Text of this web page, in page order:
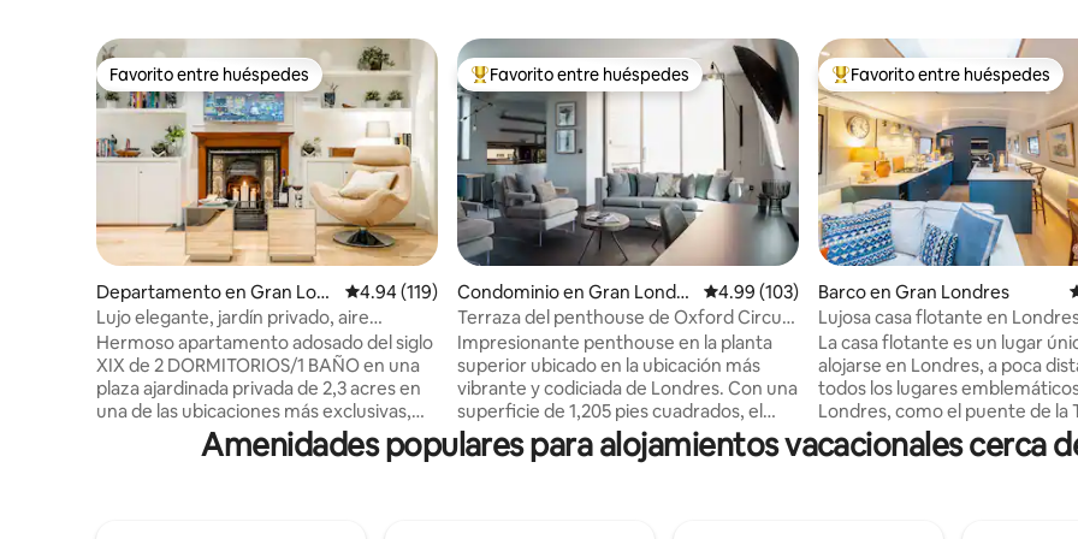
Favorito entre huéspedes
Favorito entre huéspedes
Departamento en Gran Lon
dres
Calificación promedio: 4.94 de 5; 119 evaluaciones
4.94 (119)
Lujo elegante, jardín privado, aire
acondicionado y extras
Hermoso apartamento adosado del siglo
XIX de 2 DORMITORIOS/1 BAÑO en una
plaza ajardinada privada de 2,3 acres en
una de las ubicaciones más exclusivas,
seguras y convenientes de Londres para
recorrer los principales sitios. Estaciones
De los mejores en Favorito entre huéspedes
Favorito entre huéspedes
Condominio en Gran Londre
s
Calificación promedio: 4.99 de 5; 103
4.99 (103)
Terraza del penthouse de Oxford Circus
+ balcón + aire acondicionado + ascensor
Impresionante penthouse en la planta
superior ubicado en la ubicación más
vibrante y codiciada de Londres. Con una
superficie de 1,205 pies cuadrados, el
apartamento bellamente diseñado
cuenta con 2 amplios dormitorios, 2
De los mejores en Favorito
Favorito entre huéspedes
Barco en Gran Londres
Lujosa casa flotante en
La casa flotante es un lugar
alojarse en Londres, a poca
todos los lugares
Londres, como el puente de la
Torre de Londres (a 5 minutos
barco está amarrado dentro
Amenidades populares para alojamientos vacacionales cerca